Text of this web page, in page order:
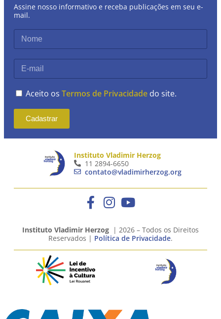
Assine nosso informativo e receba publicações em seu e-
mail.
Aceito os Termos de Privacidade do site.
Cadastrar
Instituto Vladimir Herzog
11 2894-6650
contato@vladimirherzog.org
Instituto Vladimir Herzog | 2026 – Todos os Direitos
Reservados | Política de Privacidade.